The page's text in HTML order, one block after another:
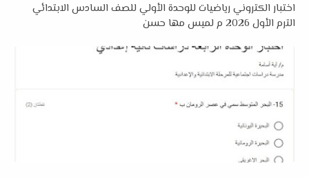
اختبار الكتروني رياضيات للوحدة الأولي للصف السادس الابتدائي
الترم الأول 2026 م لميس مها حسن